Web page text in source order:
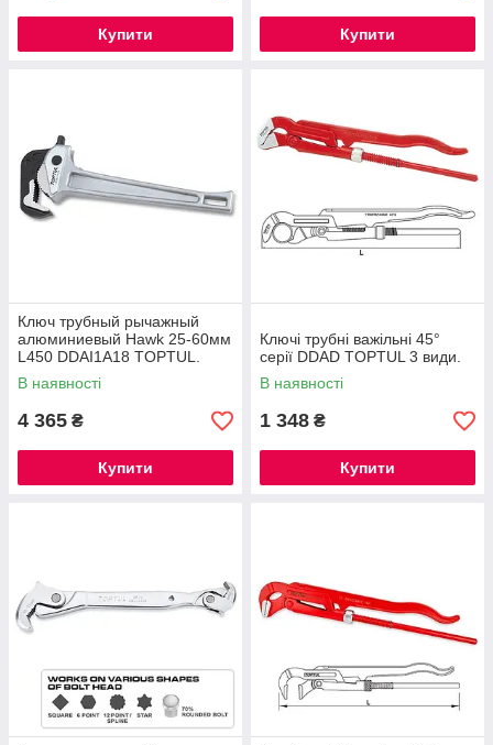
Купити Купити
Ключ трубный рычажный
алюминиевый Hawk 25-60мм
L450 DDAI1A18 TOPTUL.
В наявності
4 365 ₴
Купити
Ключі трубні важільні 45°
серії DDAD TOPTUL 3 види.
В наявності
1 348 ₴
Купити